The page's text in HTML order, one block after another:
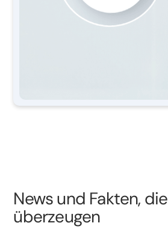
News und Fakten, die
überzeugen